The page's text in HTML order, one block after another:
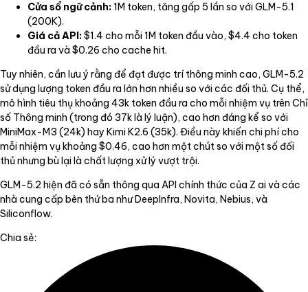
Cửa sổ ngữ cảnh:1M token, tăng gấp 5 lần so với GLM-5.1
(200K).
Giá cả API:$1.4 cho mỗi 1M token đầu vào, $4.4 cho token
đầu ra và $0.26 cho cache hit.
Tuy nhiên, cần lưu ý rằng để đạt được trí thông minh cao, GLM-5.2
sử dụng lượng token đầu ra lớn hơn nhiều so với các đối thủ. Cụ thể,
mô hình tiêu thụ khoảng 43k token đầu ra cho mỗi nhiệm vụ trên Chỉ
số Thông minh (trong đó 37k là lý luận), cao hơn đáng kể so với
MiniMax-M3 (24k) hay Kimi K2.6 (35k). Điều này khiến chi phí cho
mỗi nhiệm vụ khoảng $0.46, cao hơn một chút so với một số đối
thủ nhưng bù lại là chất lượng xử lý vượt trội.
GLM-5.2 hiện đã có sẵn thông qua API chính thức của Z ai và các
nhà cung cấp bên thứ ba như DeepInfra, Novita, Nebius, và
Siliconflow.
Chia sẻ: